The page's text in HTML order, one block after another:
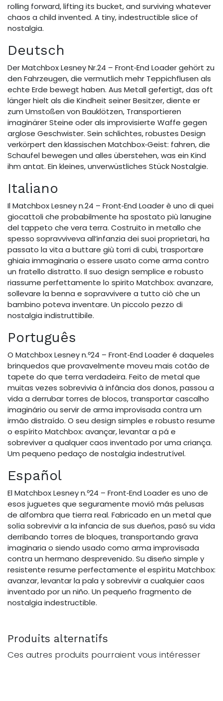
rolling forward, lifting its bucket, and surviving whatever
chaos a child invented. A tiny, indestructible slice of
nostalgia.
Deutsch
Der Matchbox Lesney Nr.24 – Front‑End Loader gehört zu
den Fahrzeugen, die vermutlich mehr Teppichflusen als
echte Erde bewegt haben. Aus Metall gefertigt, das oft
länger hielt als die Kindheit seiner Besitzer, diente er
zum Umstoßen von Bauklötzen, Transportieren
imaginärer Steine oder als improvisierte Waffe gegen
arglose Geschwister. Sein schlichtes, robustes Design
verkörpert den klassischen Matchbox‑Geist: fahren, die
Schaufel bewegen und alles überstehen, was ein Kind
ihm antat. Ein kleines, unverwüstliches Stück Nostalgie.
Italiano
Il Matchbox Lesney n.24 – Front‑End Loader è uno di quei
giocattoli che probabilmente ha spostato più lanugine
del tappeto che vera terra. Costruito in metallo che
spesso sopravviveva all’infanzia dei suoi proprietari, ha
passato la vita a buttare giù torri di cubi, trasportare
ghiaia immaginaria o essere usato come arma contro
un fratello distratto. Il suo design semplice e robusto
riassume perfettamente lo spirito Matchbox: avanzare,
sollevare la benna e sopravvivere a tutto ciò che un
bambino poteva inventare. Un piccolo pezzo di
nostalgia indistruttibile.
Português
O Matchbox Lesney n.º24 – Front‑End Loader é daqueles
brinquedos que provavelmente moveu mais cotão de
tapete do que terra verdadeira. Feito de metal que
muitas vezes sobrevivia à infância dos donos, passou a
vida a derrubar torres de blocos, transportar cascalho
imaginário ou servir de arma improvisada contra um
irmão distraído. O seu design simples e robusto resume
o espírito Matchbox: avançar, levantar a pá e
sobreviver a qualquer caos inventado por uma criança.
Um pequeno pedaço de nostalgia indestrutível.
Español
El Matchbox Lesney n.º24 – Front‑End Loader es uno de
esos juguetes que seguramente movió más pelusas
de alfombra que tierra real. Fabricado en un metal que
solía sobrevivir a la infancia de sus dueños, pasó su vida
derribando torres de bloques, transportando grava
imaginaria o siendo usado como arma improvisada
contra un hermano desprevenido. Su diseño simple y
resistente resume perfectamente el espíritu Matchbox:
avanzar, levantar la pala y sobrevivir a cualquier caos
inventado por un niño. Un pequeño fragmento de
nostalgia indestructible.
Produits alternatifs
Ces autres produits pourraient vous intéresser